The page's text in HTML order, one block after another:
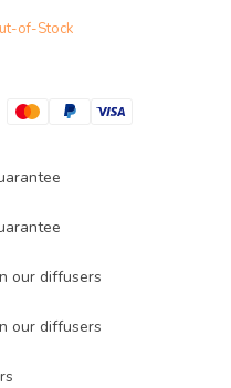
of-Stock
our diffusers
our diffusers